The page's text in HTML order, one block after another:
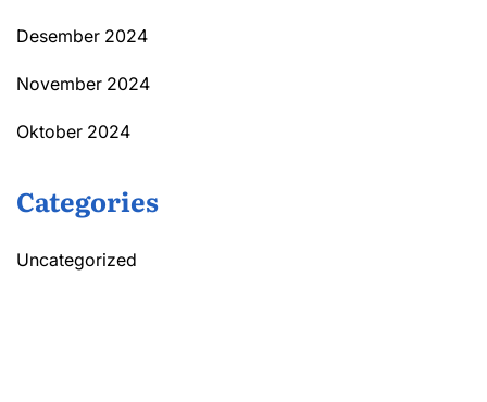
Desember 2024
November 2024
Oktober 2024
Categories
Uncategorized